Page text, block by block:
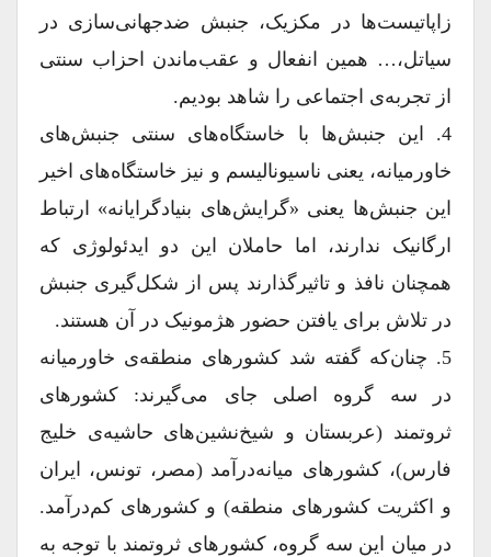
زاپاتیست‌ها در مکزیک، جنبش ضدجهانی‌سازی در
سیاتل،… همین انفعال و عقب‌ماندن احزاب سنتی
از تجربه‌ی اجتماعی را شاهد بودیم.
4. این جنبش‌ها با خاستگاه‌های سنتی جنبش‌های
خاورمیانه، یعنی ناسیونالیسم و نیز خاستگاه‌های اخیر
این جنبش‌ها یعنی «گرایش‌های بنیادگرایانه» ارتباط
ارگانیک ندارند، اما حاملان این دو ایدئولوژی که
همچنان نافذ و تاثیرگذارند پس از شکل‌گیری جنبش
در تلاش برای یافتن حضور هژمونیک در آن هستند.
5. چنان‌که گفته شد کشورهای منطقه‌ی خاورمیانه
در سه گروه‌ اصلی جای می‌گیرند: کشورهای
ثروتمند (عربستان و شیخ‌نشین‌های حاشیه‌ی خلیج
فارس)، کشورهای میانه‌درآمد (مصر، تونس، ایران
و اکثریت کشورهای منطقه) و کشورهای کم‌درآمد.
در میان این سه گروه، کشورهای ثروتمند با توجه به